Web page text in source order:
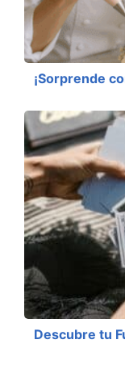
¡Sorprende
Descubre tu